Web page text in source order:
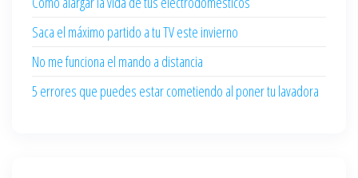
Saca el máximo partido a tu TV este invierno
No me funciona el mando a distancia
5 errores que puedes estar cometiendo al poner tu lavadora